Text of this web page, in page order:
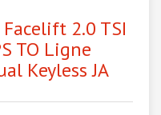
2.0 TSI
TO Ligne
Keyless JA